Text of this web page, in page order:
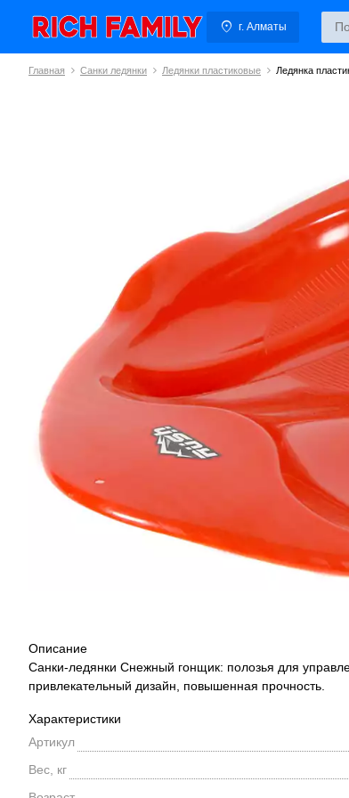
г. Алматы
Главная Санки ледянки Ледянки пластиковые Ледянка
Описание
Санки-ледянки Снежный гонщик: полозья для
привлекательный дизайн, повышенная прочность.
Характеристики
Артикул
Вес, кг